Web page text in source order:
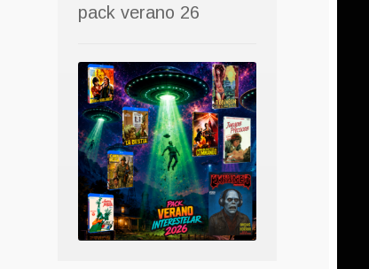
pack verano 26